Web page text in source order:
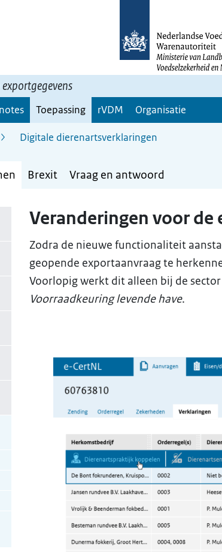
Toepassing rVDM Organisatie
Digitale dierenartsverklaringen
Brexit Vraag en antwoord
Veranderingen voor de
Zodra de nieuwe functionaliteit
geopende exportaanvraag te
Voorlopig werkt dit alleen bij de sector
Voorraadkeuring levende have.